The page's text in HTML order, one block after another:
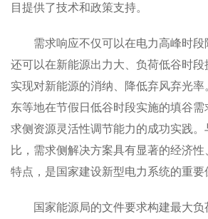
目提供了技术和政策支持。
需求响应不仅可以在电力高峰时段
还可以在新能源出力大、负荷低谷时
实现对新能源的消纳、降低弃风弃光
东等地在节假日低谷时段实施的填谷
求侧资源灵活性调节能力的成功实践
比，需求侧解决方案具有显著的经济
特点，是国家建设新型电力系统的重要
国家能源局的文件要求构建最大